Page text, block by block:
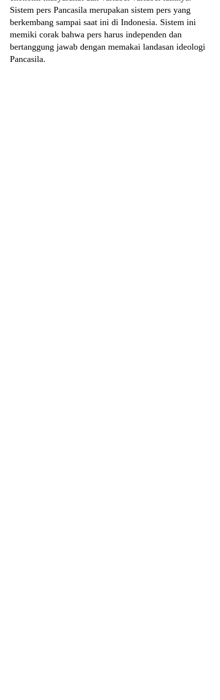
Sistem pers Pancasila merupakan sistem pers yang
berkembang sampai saat ini di Indonesia. Sistem ini
memiki corak bahwa pers harus independen dan
bertanggung jawab dengan memakai landasan ideologi
Pancasila.